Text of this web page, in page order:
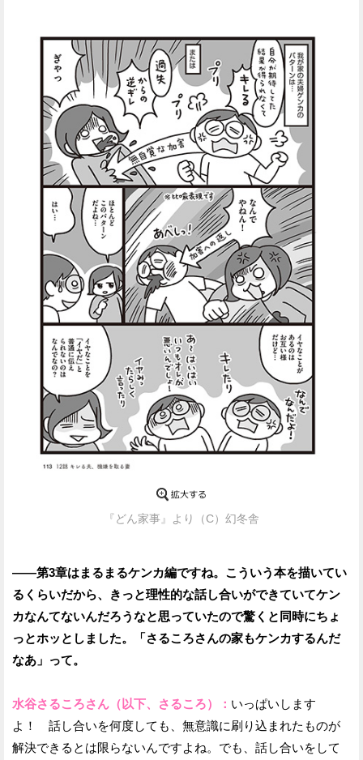
『どん家事』より（C）幻冬舎
——第3章はまるまるケンカ編ですね。こういう本を描いてい
るくらいだから、きっと理性的な話し合いができていてケン
カなんてないんだろうなと思っていたので驚くと同時にちょ
っとホッとしました。「さるころさんの家もケンカするんだ
なあ」って。
水谷さるころさん（以下、さるころ）： いっぱいします
よ！ 話し合いを何度しても、無意識に刷り込まれたものが
解決できるとは限らないんですよね。でも、話し合いをして